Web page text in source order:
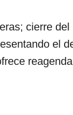
cierre
el